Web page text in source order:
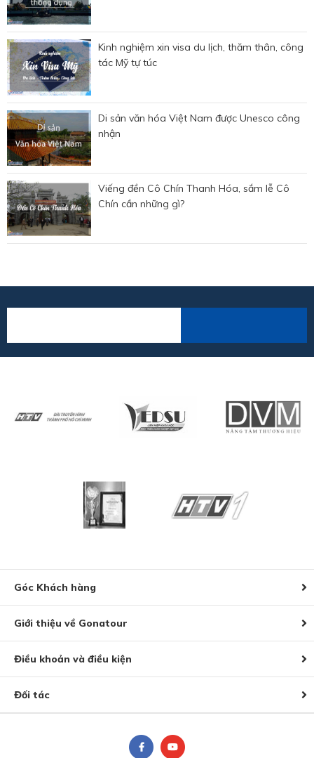
Kinh nghiệm xin visa du lịch, thăm thân, công
tác Mỹ tự túc
Di sản văn hóa Việt Nam được Unesco công
nhận
Viếng đền Cô Chín Thanh Hóa, sắm lễ Cô
Chín cần những gì?
Góc Khách hàng
Giới thiệu về Gonatour
Điều khoản và điều kiện
Đối tác